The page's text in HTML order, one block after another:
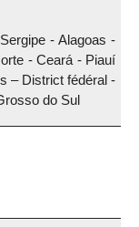
- Alagoas -
- Ceará - Piauí
– District fédéral -
do Sul